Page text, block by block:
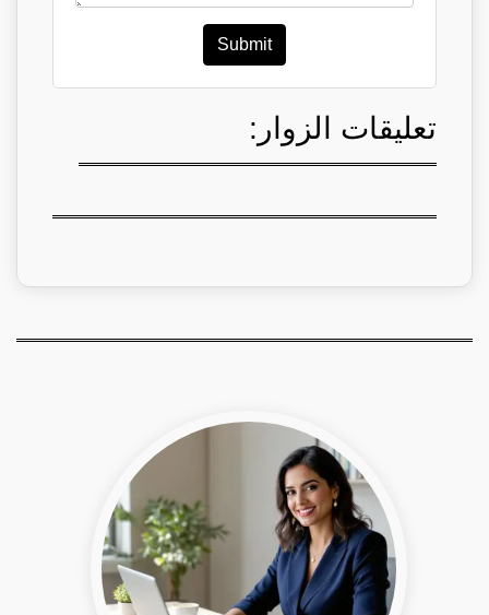
Submit
تعليقات الزوار: